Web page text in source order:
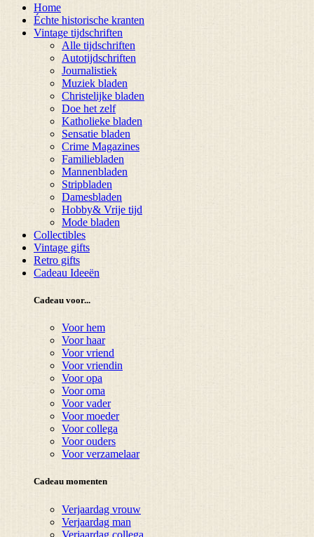
Home
Échte historische kranten
Vintage tijdschriften
Alle tijdschriften
Autotijdschriften
Journalistiek
Muziek bladen
Christelijke bladen
Doe het zelf
Katholieke bladen
Sensatie bladen
Crime Magazines
Familiebladen
Mannenbladen
Stripbladen
Damesbladen
Hobby& Vrije tijd
Mode bladen
Collectibles
Vintage gifts
Retro gifts
Cadeau Ideeën
Cadeau voor...
Voor hem
Voor haar
Voor vriend
Voor vriendin
Voor opa
Voor oma
Voor vader
Voor moeder
Voor collega
Voor ouders
Voor verzamelaar
Cadeau momenten
Verjaardag vrouw
Verjaardag man
Verjaardag collega